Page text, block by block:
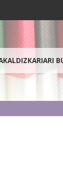
ALDIZKARIARI